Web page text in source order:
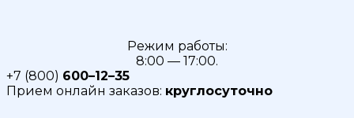
Режим работы:
8:00 — 17:00.
+7 (800) 600–12–35
Прием онлайн заказов: круглосуточно